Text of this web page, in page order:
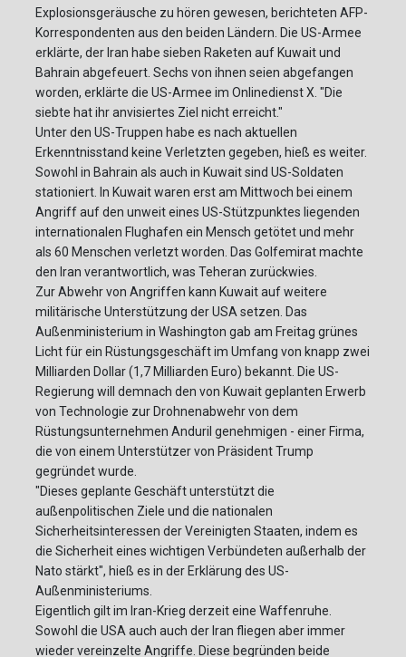
Explosionsgeräusche zu hören gewesen, berichteten AFP-
Korrespondenten aus den beiden Ländern. Die US-Armee
erklärte, der Iran habe sieben Raketen auf Kuwait und
Bahrain abgefeuert. Sechs von ihnen seien abgefangen
worden, erklärte die US-Armee im Onlinedienst X. "Die
siebte hat ihr anvisiertes Ziel nicht erreicht."
Unter den US-Truppen habe es nach aktuellen
Erkenntnisstand keine Verletzten gegeben, hieß es weiter.
Sowohl in Bahrain als auch in Kuwait sind US-Soldaten
stationiert. In Kuwait waren erst am Mittwoch bei einem
Angriff auf den unweit eines US-Stützpunktes liegenden
internationalen Flughafen ein Mensch getötet und mehr
als 60 Menschen verletzt worden. Das Golfemirat machte
den Iran verantwortlich, was Teheran zurückwies.
Zur Abwehr von Angriffen kann Kuwait auf weitere
militärische Unterstützung der USA setzen. Das
Außenministerium in Washington gab am Freitag grünes
Licht für ein Rüstungsgeschäft im Umfang von knapp zwei
Milliarden Dollar (1,7 Milliarden Euro) bekannt. Die US-
Regierung will demnach den von Kuwait geplanten Erwerb
von Technologie zur Drohnenabwehr von dem
Rüstungsunternehmen Anduril genehmigen - einer Firma,
die von einem Unterstützer von Präsident Trump
gegründet wurde.
"Dieses geplante Geschäft unterstützt die
außenpolitischen Ziele und die nationalen
Sicherheitsinteressen der Vereinigten Staaten, indem es
die Sicherheit eines wichtigen Verbündeten außerhalb der
Nato stärkt", hieß es in der Erklärung des US-
Außenministeriums.
Eigentlich gilt im Iran-Krieg derzeit eine Waffenruhe.
Sowohl die USA auch auch der Iran fliegen aber immer
wieder vereinzelte Angriffe. Diese begründen beide